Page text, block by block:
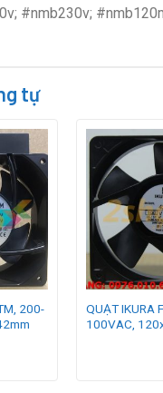
#nmb230v;
tự
200-
QUẠT IKURA
100VAC,